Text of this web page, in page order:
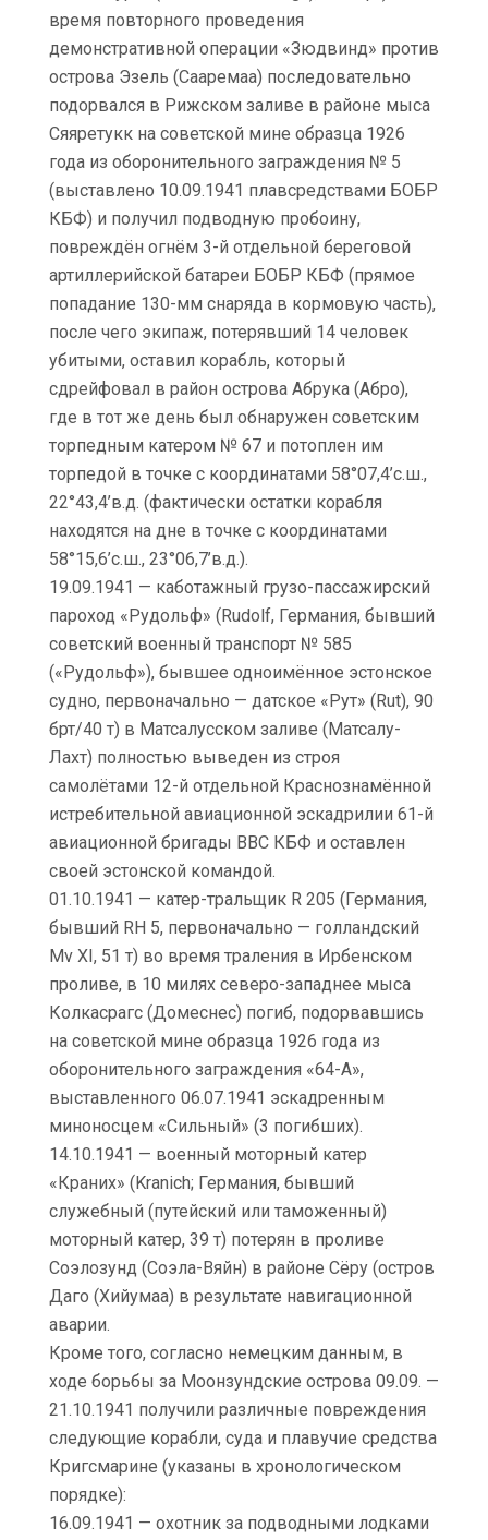
время повторного проведения
демонстративной операции «Зюдвинд» против
острова Эзель (Сааремаа) последовательно
подорвался в Рижском заливе в районе мыса
Сяяретукк на советской мине образца 1926
года из оборонительного заграждения № 5
(выставлено 10.09.1941 плавсредствами БОБР
КБФ) и получил подводную пробоину,
повреждён огнём 3-й отдельной береговой
артиллерийской батареи БОБР КБФ (прямое
попадание 130-мм снаряда в кормовую часть),
после чего экипаж, потерявший 14 человек
убитыми, оставил корабль, который
сдрейфовал в район острова Абрука (Абро),
где в тот же день был обнаружен советским
торпедным катером № 67 и потоплен им
торпедой в точке с координатами 58°07,4’с.ш.,
22°43,4’в.д. (фактически остатки корабля
находятся на дне в точке с координатами
58°15,6’с.ш., 23°06,7’в.д.).
19.09.1941 — каботажный грузо-пассажирский
пароход «Рудольф» (Rudolf, Германия, бывший
советский военный транспорт № 585
(«Рудольф»), бывшее одноимённое эстонское
судно, первоначально — датское «Рут» (Rut), 90
брт/40 т) в Матсалусском заливе (Матсалу-
Лахт) полностью выведен из строя
самолётами 12-й отдельной Краснознамённой
истребительной авиационной эскадрилии 61-й
авиационной бригады ВВС КБФ и оставлен
своей эстонской командой.
01.10.1941 — катер-тральщик R 205 (Германия,
бывший RH 5, первоначально — голландский
Mv XI, 51 т) во время траления в Ирбенском
проливе, в 10 милях северо-западнее мыса
Колкасрагс (Домеснес) погиб, подорвавшись
на советской мине образца 1926 года из
оборонительного заграждения «64-А»,
выставленного 06.07.1941 эскадренным
миноносцем «Сильный» (3 погибших).
14.10.1941 — военный моторный катер
«Краних» (Kranich; Германия, бывший
служебный (путейский или таможенный)
моторный катер, 39 т) потерян в проливе
Соэлозунд (Соэла-Вяйн) в районе Сёру (остров
Даго (Хийумаа) в результате навигационной
аварии.
Кроме того, согласно немецким данным, в
ходе борьбы за Моонзундские острова 09.09. —
21.10.1941 получили различные повреждения
следующие корабли, суда и плавучие средства
Кригсмарине (указаны в хронологическом
порядке):
16.09.1941 — охотник за подводными лодками